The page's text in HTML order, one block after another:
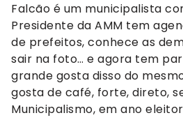
Falcão é um municipalista
Presidente da AMM tem
de prefeitos, conhece as
sair na foto… e agora tem
grande gosta disso do
gosta de café, forte, direto,
Municipalismo, em ano